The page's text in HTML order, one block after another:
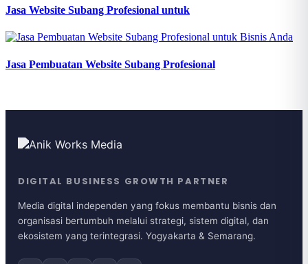
Jasa Website Subang Profesional untuk
Jasa Pembuatan Website Subang Profesional
DIGITAL BUSINESS GROWTH PARTNER
Media digital independen yang fokus membantu bisnis dan
organisasi bertumbuh melalui strategi, sistem digital, dan
ekosistem yang terintegrasi. Yogyakarta & Semarang.